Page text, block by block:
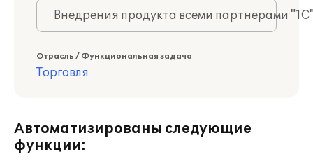
Внедрения продукта всеми партнерами
Отрасль / Функциональная задача
Торговля
Автоматизированы следующие
функции: